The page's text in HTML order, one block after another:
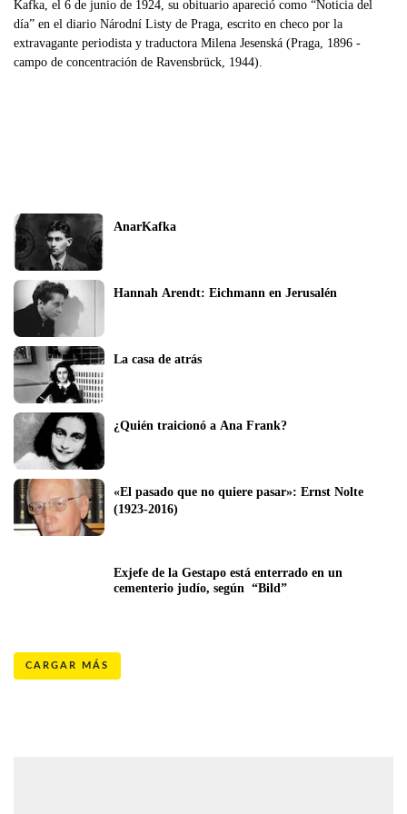
Kafka, el 6 de junio de 1924, su obituario apareció como “Noticia del
día” en el diario Národní Listy de Praga, escrito en checo por la
extravagante periodista y traductora Milena Jesenská (Praga, 1896 -
campo de concentración de Ravensbrück, 1944).
AnarKafka
Hannah Arendt: Eichmann en Jerusalén
La casa de atrás
¿Quién traicionó a Ana Frank?
«El pasado que no quiere pasar»: Ernst Nolte
(1923-2016)
Exjefe de la Gestapo está enterrado en un
cementerio judío, según  “Bild”
CARGAR MÁS